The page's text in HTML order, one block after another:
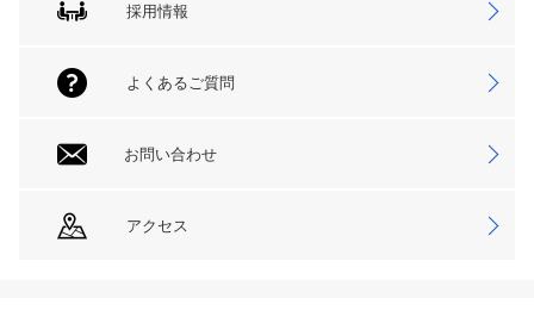
採用情報
よくあるご質問
お問い合わせ
アクセス